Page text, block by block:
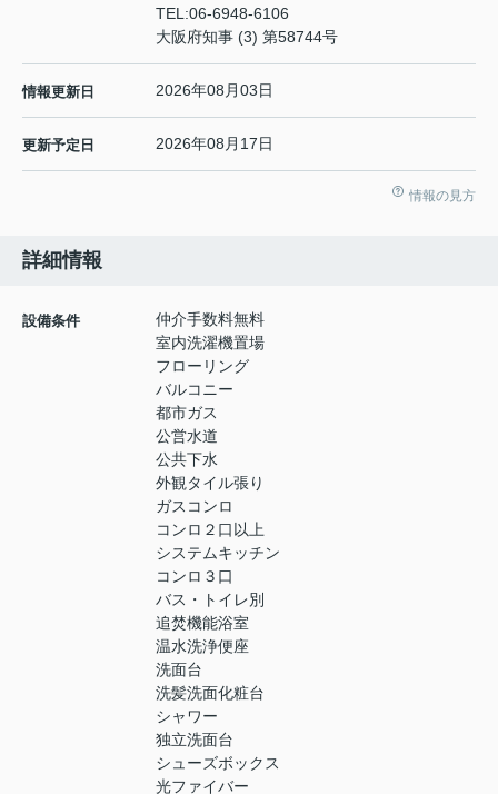
TEL:06-6948-6106
大阪府知事 (3) 第58744号
情報更新日 2026年08月03日
更新予定日 2026年08月17日
情報の見方
詳細情報
設備条件
仲介手数料無料
室内洗濯機置場
フローリング
バルコニー
都市ガス
公営水道
公共下水
外観タイル張り
ガスコンロ
コンロ２口以上
システムキッチン
コンロ３口
バス・トイレ別
追焚機能浴室
温水洗浄便座
洗面台
洗髪洗面化粧台
シャワー
独立洗面台
シューズボックス
光ファイバー